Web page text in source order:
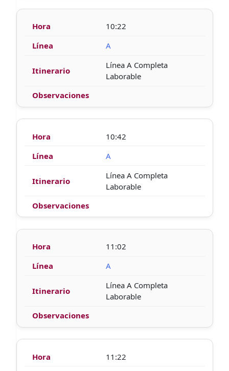
10:22
A
Línea A Completa
Laborable
10:42
A
Línea A Completa
Laborable
11:02
A
Línea A Completa
Laborable
11:22